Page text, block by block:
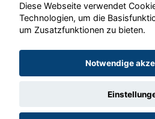
Copyright © 2026.
Diese Webseite verwendet
Technologien, um die
um Zusatzfunktionen zu bieten.
Notwendige